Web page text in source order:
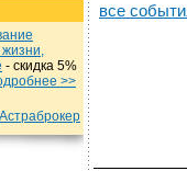
жизни,
- cкидка 5%
>>
Астраброкер
все